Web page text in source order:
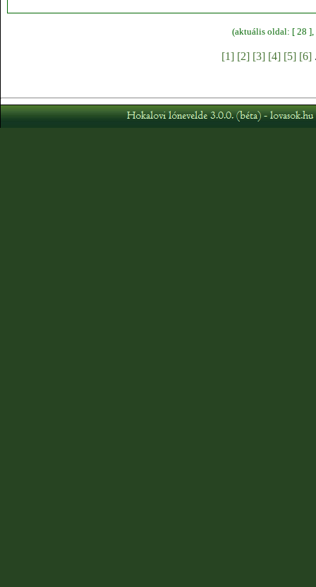
(aktuális oldal: [ 28 ],
[1] [2] [3] [4] [5] [6]